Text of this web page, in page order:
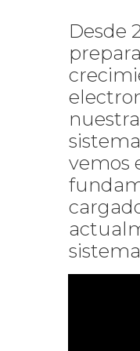
Desde
vemos